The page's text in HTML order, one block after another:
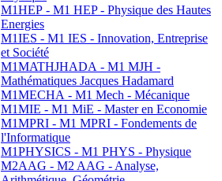
M1HEP - M1 HEP - Physique des Hautes
Energies
M1IES - M1 IES - Innovation, Entreprise
et Société
M1MATHJHADA - M1 MJH -
Mathématiques Jacques Hadamard
M1MECHA - M1 Mech - Mécanique
M1MIE - M1 MiE - Master en Economie
M1MPRI - M1 MPRI - Fondements de
l'Informatique
M1PHYSICS - M1 PHYS - Physique
M2AAG - M2 AAG - Analyse,